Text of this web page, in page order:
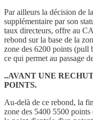
Par ailleurs la décision de
supplémentaire par son
taux directeurs, offre au
rebond sur la base de la
zone des 6200 points (pull
ce qui permet au passage
..AVANT UNE
POINTS.
Au-delà de ce rebond, la
zone des 5400 5500